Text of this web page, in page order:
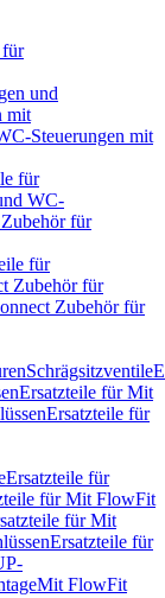
für
und
mit
Steuerungen mit
für
WC-
für
für
Zubehör für
Zubehör für
Schrägsitzventile
Ersatzteile für Mit
Ersatzteile für
Ersatzteile für
für Mit FlowFit
für Mit
Ersatzteile für
Mit FlowFit